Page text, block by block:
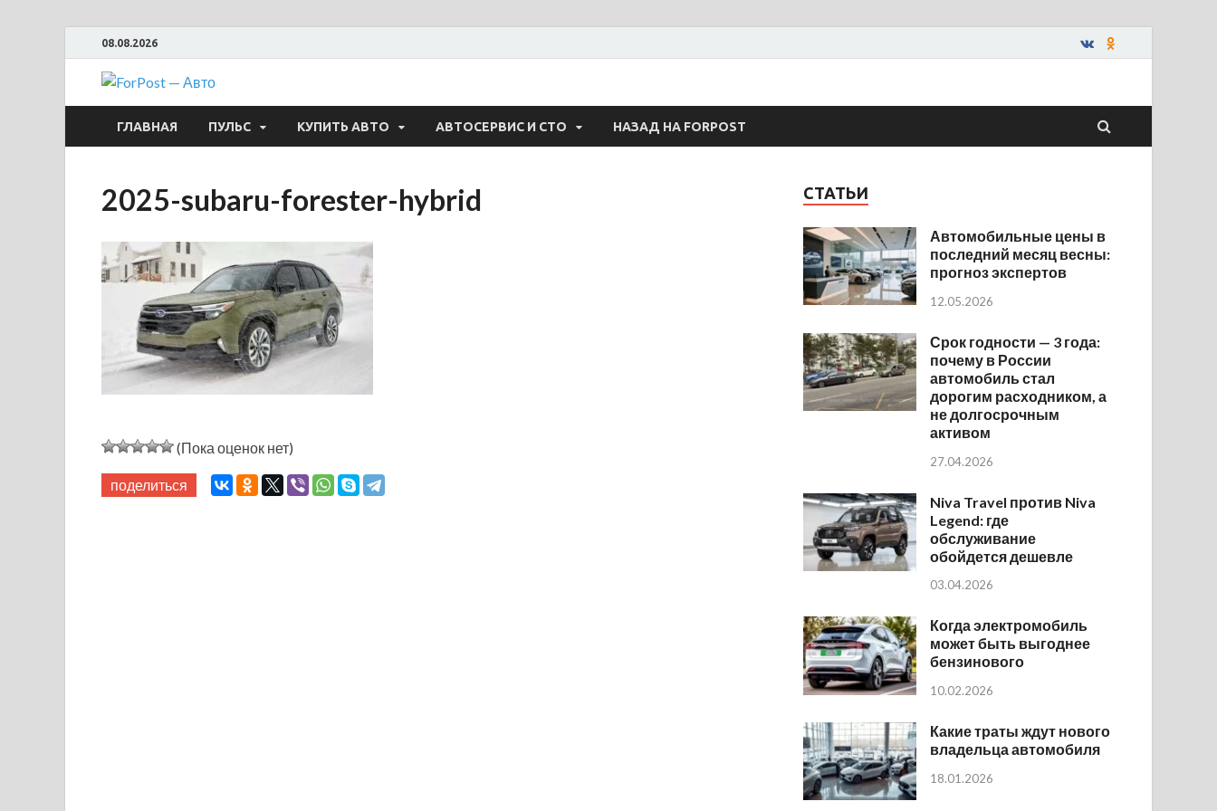
08.08.2026
ForPost — Авто
ГЛАВНАЯ ПУЛЬС КУПИТЬ АВТО АВТОСЕРВИС И СТО НАЗАД НА FORPOST
2025-subaru-forester-hybrid
(Пока оценок нет)
поделиться
СТАТЬИ
Автомобильные цены в
последний месяц весны:
прогноз экспертов
12.05.2026
Срок годности — 3 года:
почему в России
автомобиль стал
дорогим расходником, а
не долгосрочным
активом
27.04.2026
Niva Travel против Niva
Legend: где
обслуживание
обойдется дешевле
03.04.2026
Когда электромобиль
может быть выгоднее
бензинового
10.02.2026
Какие траты ждут нового
владельца автомобиля
18.01.2026